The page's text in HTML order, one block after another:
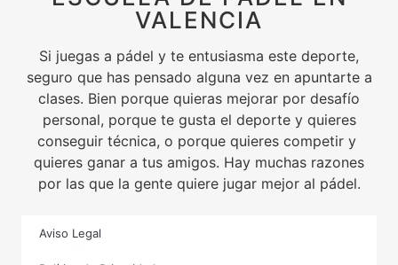
VALENCIA
Si juegas a pádel y te entusiasma este deporte,
seguro que has pensado alguna vez en apuntarte a
clases. Bien porque quieras mejorar por desafío
personal, porque te gusta el deporte y quieres
conseguir técnica, o porque quieres competir y
quieres ganar a tus amigos. Hay muchas razones
por las que la gente quiere jugar mejor al pádel.
Aviso Legal